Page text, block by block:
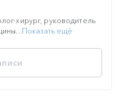
хирург, руководитель
Показать ещё